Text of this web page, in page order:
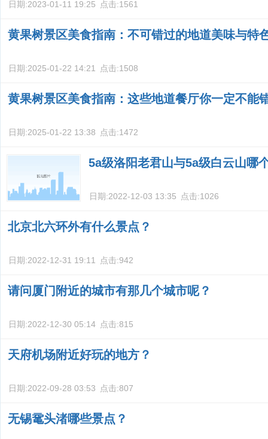
日期:2023-01-11 19:25 点击:1561
黄果树景区美食指南：不可错过的地道美味与特
日期:2025-01-22 14:21 点击:1508
黄果树景区美食指南：这些地道餐厅你一定不能
日期:2025-01-22 13:38 点击:1472
5a级洛阳老君山与5a级白云山哪
日期:2022-12-03 13:35 点击:1026
北京北六环外有什么景点？
日期:2022-12-31 19:11 点击:942
请问厦门附近的城市有那几个城市呢？
日期:2022-12-30 05:14 点击:815
天府机场附近好玩的地方？
日期:2022-09-28 03:53 点击:807
无锡鼋头渚哪些景点？